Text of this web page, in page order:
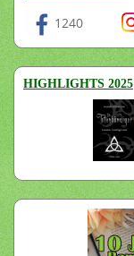
1240
HIGHLIGHTS 2025